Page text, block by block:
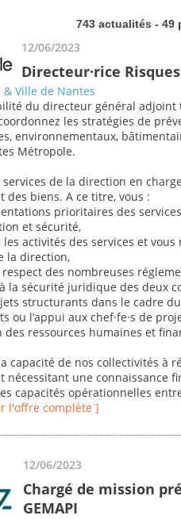
743 actualités - 49
12/06/2023
Directeur·rice
Ville de Nantes
du directeur général
les stratégies de
environnementaux,
Métropole.
services de la direction en
des biens. A ce titre, vous :
prioritaires des
et sécurité,
activités des services et
la direction,
respect des nombreuses
la sécurité juridique des deux
structurants dans le cadre
ou l’appui aux chef·fe·s de
des ressources humaines et
capacité de nos collectivités à
nécessitant une connaissance
capacités opérationnelles
l'offre complète ]
12/06/2023
Chargé de mission
GEMAPI